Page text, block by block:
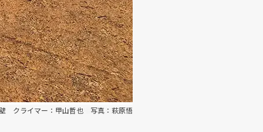
クライマー：甲山哲也 写真：萩原悟
クライマー：成田啓 撮影：鈴木雄大